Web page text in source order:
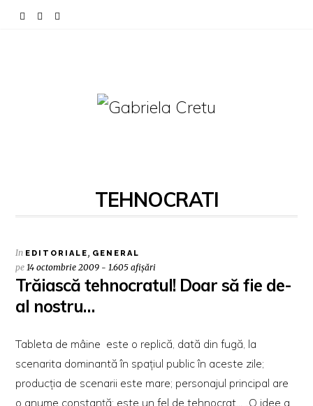
TEHNOCRATI
In EDITORIALE, GENERAL
pe 14 octombrie 2009 - 1.605 afișări
Trăiască tehnocratul! Doar să fie de-
al nostru…
Tableta de mâine este o replică, dată din fugă, la
scenarita dominantă în spaţiul public în aceste zile;
producţia de scenarii este mare; personajul principal are
o anume constanţă; este un fel de tehnocrat... „O idee a